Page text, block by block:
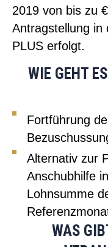
2019 von bis zu
Antragstellung in
PLUS erfolgt.
WIE GEHT
Fortführung
Alternativ zur
Anschubhilfe
Lohnsumme
WAS